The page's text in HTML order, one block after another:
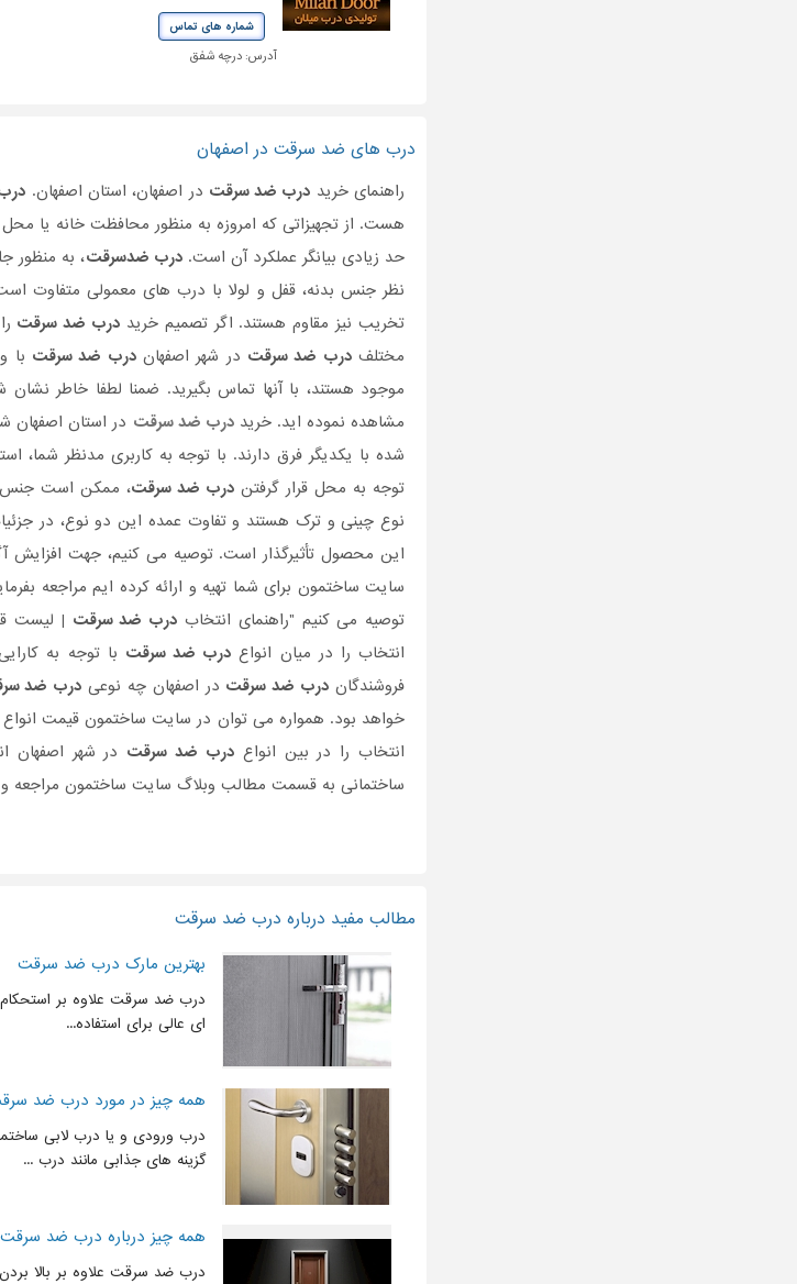
شماره های تماس
آدرس: درچه شفق
درب های ضد سرقت در اصفهان
راهنمای خرید درب ضد سرقت در اصفهان، استان اصفهان.
هست. از تجهیزاتی که امروزه به منظور محافظت خانه یا محل
حد زیادی بیانگر عملکرد آن است.درب ضدسرقت، به منظور
نظر جنس بدنه، قفل و لولا با درب های معمولی متفاوت
تخریب نیز مقاوم هستند. اگر تصمیم خرید درب ضد سرقت
مختلفدرب ضد سرقت در شهر اصفهاندرب ضد سرقت با
موجود هستند، با آنها تماس بگیرید. ضمنا لطفا خاطر
مشاهده نموده اید. خریددرب ضد سرقت در استان اصفهان
شده با یکدیگر فرق دارند. با توجه به کاربری مدنظر شما،
توجه به محل قرار گرفتن درب ضد سرقت، ممکن است جنس
نوع چینی و ترک هستند و تفاوت عمده این دو نوع، در
این محصول تأثیرگذار است. توصیه می کنیم، جهت افزایش
سایت ساختمون برای شما تهیه و ارائه کرده ایم مراجعه
توصیه می کنیم "راهنمای انتخاب درب ضد سرقت | لیست
انتخاب را در میان انواع درب ضد سرقت با توجه به
فروشندگان درب ضد سرقت در اصفهان چه نوعی درب ضد
خواهد بود. همواره می توان در سایت ساختمون قیمت
انتخاب را در بین انواعدرب ضد سرقت در شهر اصفهان
ساختمانی به قسمت مطالب وبلاگ سایت ساختمون مراجعه و
مطالب مفید درباره درب ضد سرقت
بهترین مارک درب ضد سرقت
درب ضد سرقت علاوه بر استحکام
ای عالی برای استفاده...
همه چیز در مورد درب ضد
درب ورودی و یا درب لابی
گزینه های جذابی مانند درب ...
همه چیز درباره درب ضد
درب ضد سرقت علاوه بر بالا